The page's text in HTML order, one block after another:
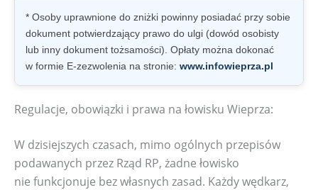
* Osoby uprawnione do zniżki powinny posiadać przy sobie
dokument potwierdzający prawo do ulgi (dowód osobisty
lub inny dokument tożsamości). Opłaty można dokonać
w formie E-zezwolenia na stronie: www.infowieprza.pl
Regulacje, obowiązki i prawa na łowisku Wieprza:
W dzisiejszych czasach, mimo ogólnych przepisów
podawanych przez Rząd RP, żadne łowisko
nie funkcjonuje bez własnych zasad. Każdy wędkarz,